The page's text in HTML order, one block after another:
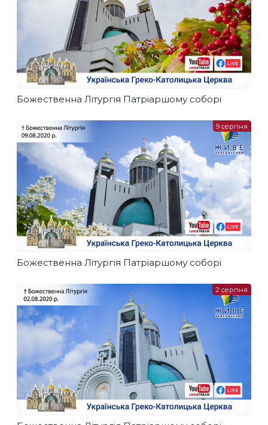
Божественна Літургія Патріаршому соборі
Божественна Літургія Патріаршому соборі
9 серпня
2 серпня